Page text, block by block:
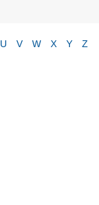
U V W X Y Z